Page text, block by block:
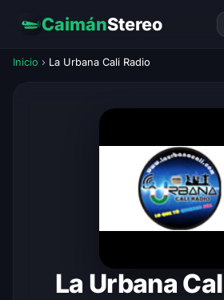
CaimánStereo
Inicio › La Urbana Cali Radio
La Urbana